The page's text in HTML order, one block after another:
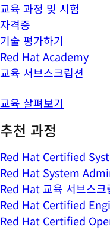
교육 과정 및 시험
자격증
기술 평가하기
Red Hat Academy
교육 서브스크립션
교육 살펴보기
추천 과정
Red Hat Certified
Red Hat System
Red Hat 교육 서브스
Red Hat Certified
Red Hat Certified